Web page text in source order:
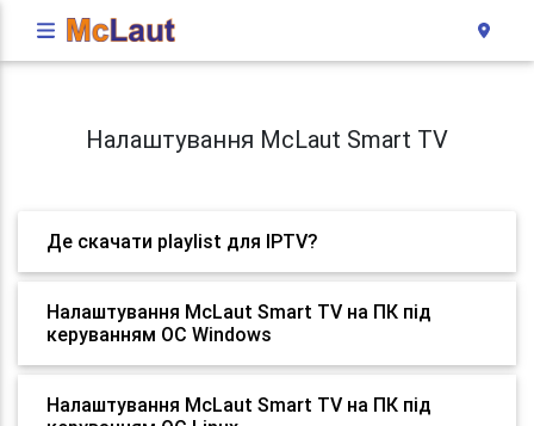
Налаштування McLaut Smart TV
Де скачати playlist для IPTV?
Налаштування McLaut Smart TV на ПК під
керуванням ОС Windows
Налаштування McLaut Smart TV на ПК під